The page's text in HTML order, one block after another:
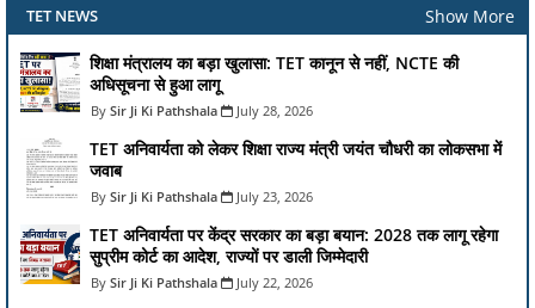
TET NEWS Show More
शिक्षा मंत्रालय का बड़ा खुलासा: TET कानून से नहीं, NCTE की
अधिसूचना से हुआ लागू
Sir Ji Ki Pathshala July 28, 2026
TET अनिवार्यता को लेकर शिक्षा राज्य मंत्री जयंत चौधरी का लोकसभा में
जवाब
Sir Ji Ki Pathshala July 23, 2026
TET अनिवार्यता पर केंद्र सरकार का बड़ा बयान: 2028 तक लागू रहेगा
सुप्रीम कोर्ट का आदेश, राज्यों पर डाली जिम्मेदारी
Sir Ji Ki Pathshala July 22, 2026